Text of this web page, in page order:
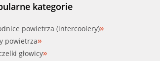
kategorie
powietrza (intercoolery)
powietrza
głowicy